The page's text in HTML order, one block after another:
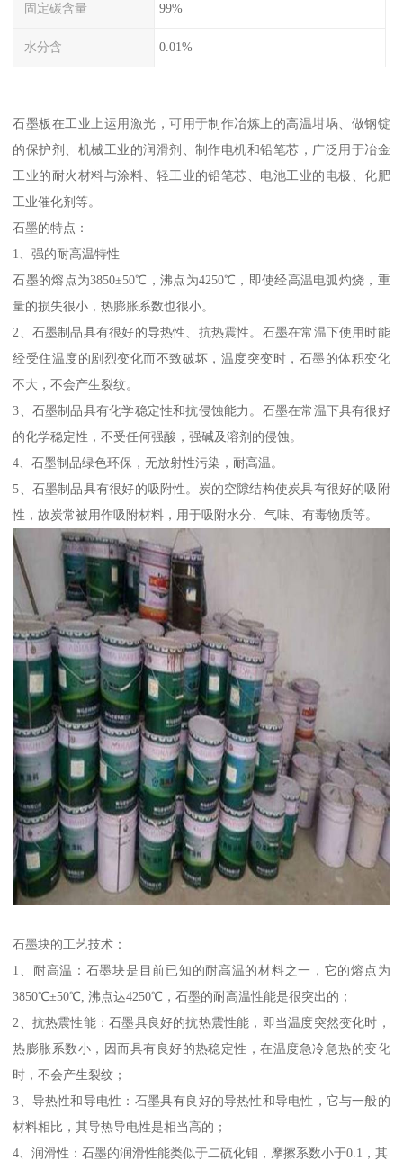
固定碳含量 99%
水分含 0.01%
石墨板在工业上运用激光，可用于制作冶炼上的高温坩埚、做钢锭
的保护剂、机械工业的润滑剂、制作电机和铅笔芯，广泛用于冶金
工业的耐火材料与涂料、轻工业的铅笔芯、电池工业的电极、化肥
工业催化剂等。
石墨的特点：
1、强的耐高温特性
石墨的熔点为3850±50℃，沸点为4250℃，即使经高温电弧灼烧，重
量的损失很小，热膨胀系数也很小。
2、石墨制品具有很好的导热性、抗热震性。石墨在常温下使用时能
经受住温度的剧烈变化而不致破坏，温度突变时，石墨的体积变化
不大，不会产生裂纹。
3、石墨制品具有化学稳定性和抗侵蚀能力。石墨在常温下具有很好
的化学稳定性，不受任何强酸，强碱及溶剂的侵蚀。
4、石墨制品绿色环保，无放射性污染，耐高温。
5、石墨制品具有很好的吸附性。炭的空隙结构使炭具有很好的吸附
性，故炭常被用作吸附材料，用于吸附水分、气味、有毒物质等。
石墨块的工艺技术：
1、耐高温：石墨块是目前已知的耐高温的材料之一，它的熔点为
3850℃±50℃, 沸点达4250℃，石墨的耐高温性能是很突出的；
2、抗热震性能：石墨具良好的抗热震性能，即当温度突然变化时，
热膨胀系数小，因而具有良好的热稳定性，在温度急冷急热的变化
时，不会产生裂纹；
3、导热性和导电性：石墨具有良好的导热性和导电性，它与一般的
材料相比，其导热导电性是相当高的；
4、润滑性：石墨的润滑性能类似于二硫化钼，摩擦系数小于0.1，其